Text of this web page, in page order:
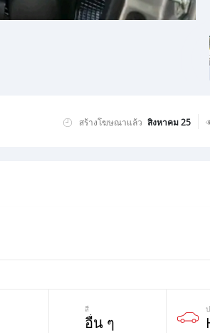
สร้างโฆษณาแล้ว สิงหาคม 25
สี
อื่น ๆ